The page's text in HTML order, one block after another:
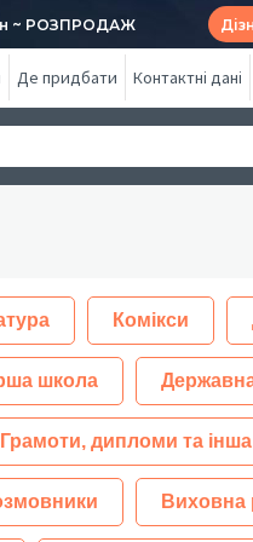
~ РОЗПРОДАЖ
Де придбати Контактні дані
Комікси
школа
Грамоти, дипломи та
Виховна